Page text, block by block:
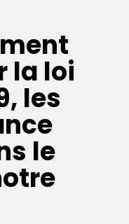
la loi
les
le